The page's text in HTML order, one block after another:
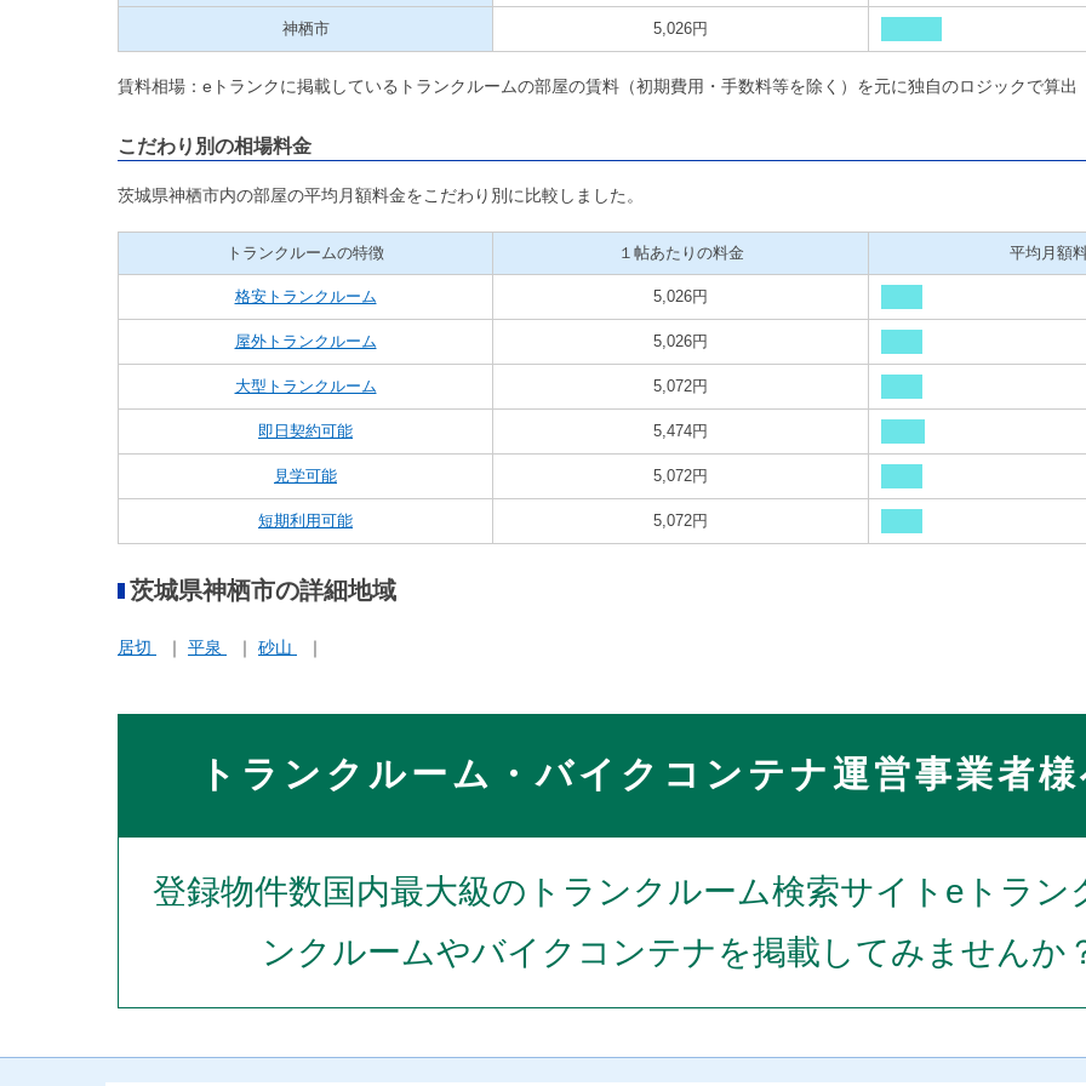
神栖市 5,026円
賃料相場：eトランクに掲載しているトランクルームの部屋の賃料（初期費用・手数料等を除く）を元に独自のロジックで算出
こだわり別の相場料金
茨城県神栖市内の部屋の平均月額料金をこだわり別に比較しました。
トランクルームの特徴 １帖あたりの料金 平均月額
格安トランクルーム 5,026円
屋外トランクルーム 5,026円
大型トランクルーム 5,072円
即日契約可能 5,474円
見学可能 5,072円
短期利用可能 5,072円
茨城県神栖市の詳細地域
居切 平泉 砂山
トランクルーム・バイクコンテナ運営事業者
登録物件数国内最大級のトランクルーム検索サイトeトラン
ンクルームやバイクコンテナを掲載してみませんか